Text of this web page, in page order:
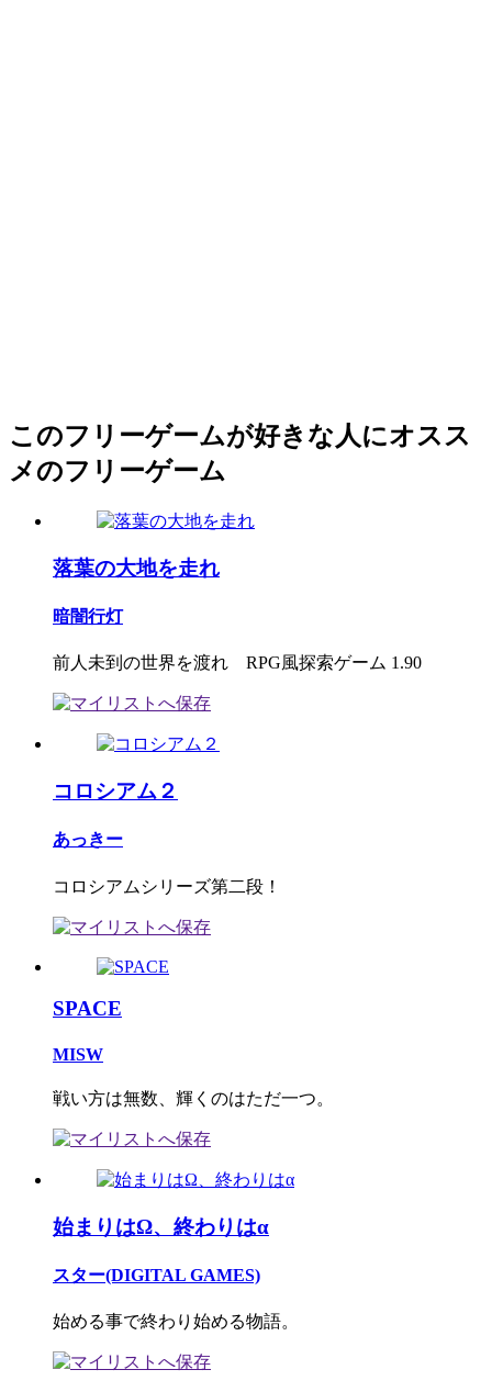
このフリーゲームが好きな人にオスス
メのフリーゲーム
落葉の大地を走れ
暗闇行灯
前人未到の世界を渡れ RPG風探索ゲーム 1.90
コロシアム２
あっきー
コロシアムシリーズ第二段！
SPACE
MISW
戦い方は無数、輝くのはただ一つ。
始まりはΩ、終わりはα
スター(DIGITAL GAMES)
始める事で終わり始める物語。